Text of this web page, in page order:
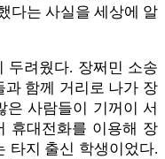
다는 사실을 세상에 알
두려웠다. 장쩌민 소송
과 함께 거리로 나가 장
은 사람들이 기꺼이 서
휴대전화를 이용해 장
타지 출신 학생이었다.